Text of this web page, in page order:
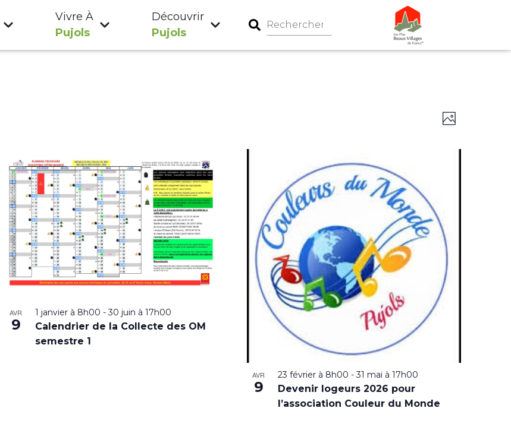
Vivre À
Pujols
Découvrir
Pujols
Navigation
par
de
Photo
AVR
9
1 janvier à 8h00 -30 juin à 17h00
Calendrier de la Collecte des OM
semestre 1
AVR
9
23 février à 8h00 -31 mai à 17h00
Devenir logeurs 2026 pour
l’association Couleur du Monde